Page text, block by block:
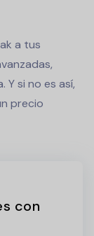
a tus
Y si no es así,
precio
con